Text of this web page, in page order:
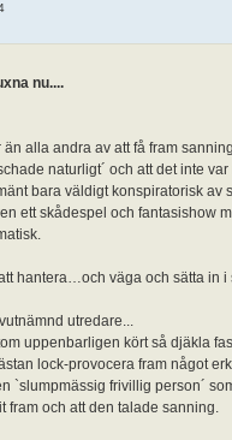
nu....
än alla andra av att få fram
naturligt´ och att det inte
bara väldigt konspiratorisk av
ett skådespel och fantasishow
hantera…och väga och sätta in
utredare...
uppenbarligen kört så djäkla
lock-provocera fram något
`slumpmässig frivillig person´
fram och att den talade sanning.